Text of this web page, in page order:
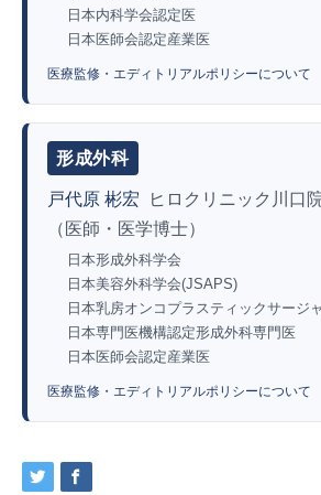
日本内科学会認定医
日本医師会認定産業医
医療監修・エディトリアルポリシーについて
形成外科
戸代原 彬宏
ヒロクリニック川口
（医師・医学博士）
日本形成外科学会
日本美容外科学会(JSAPS)
日本乳房オンコプラスティックサージ
日本専門医機構認定形成外科専門医
日本医師会認定産業医
医療監修・エディトリアルポリシーについて